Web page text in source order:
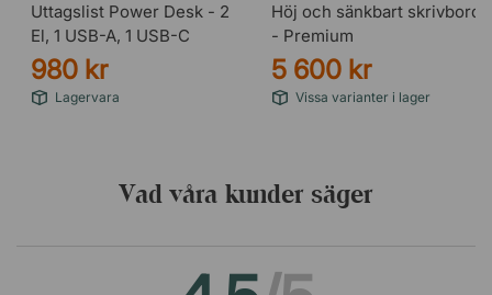
Uttagslist Power Desk - 2
El, 1 USB-A, 1 USB-C
980 kr
Lagervara
Höj och sänkbart skrivbord
- Premium
5 600 kr
Vissa varianter i lager
Vad våra kunder säger